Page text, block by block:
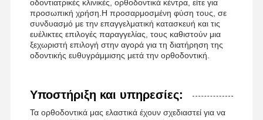
οδοντιατρικές κλινικές, ορθοδοντικά κέντρα, είτε για
προσωπική χρήση.Η προσαρμοσμένη φύση τους, σε
συνδυασμό με την επαγγελματική κατασκευή και τις
ευέλικτες επιλογές παραγγελίας, τους καθιστούν μια
ξεχωριστή επιλογή στην αγορά για τη διατήρηση της
οδοντικής ευθυγράμμισης μετά την ορθοδοντική.
Υποστήριξη και υπηρεσίες:
Τα ορθοδοντικά μας ελαστικά έχουν σχεδιαστεί για να